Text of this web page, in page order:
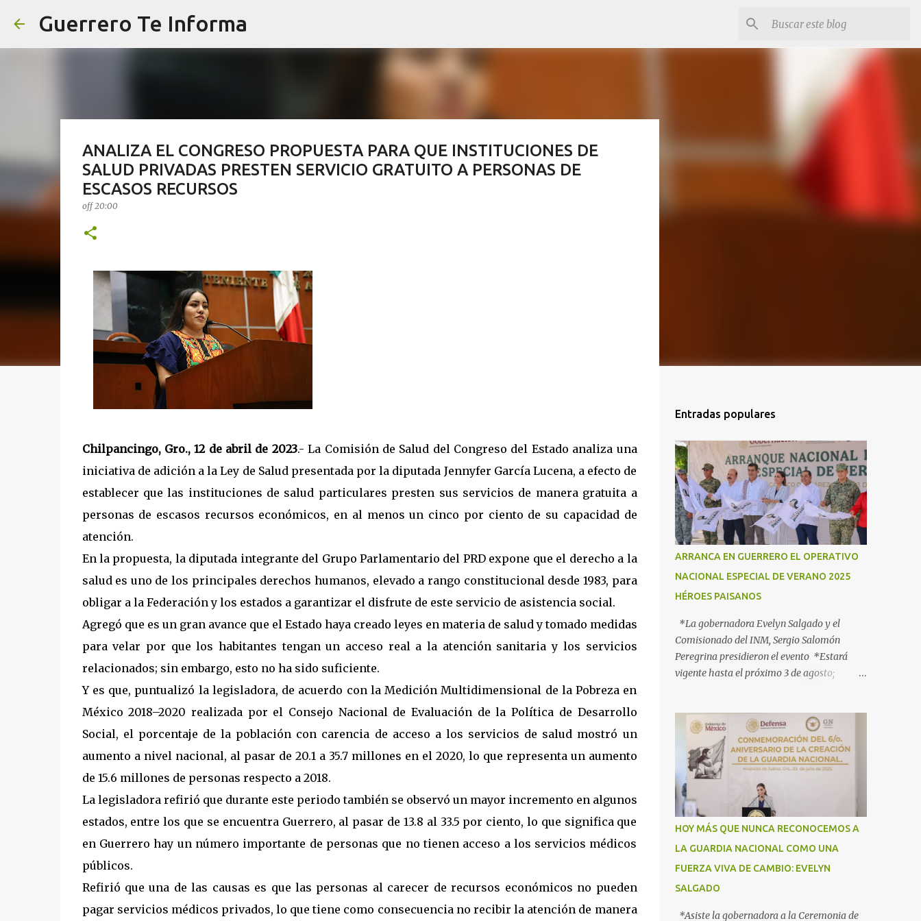
Guerrero Te Informa
ANALIZA EL CONGRESO PROPUESTA PARA QUE INSTITUCIONES DE
SALUD PRIVADAS PRESTEN SERVICIO GRATUITO A PERSONAS DE
ESCASOS RECURSOS
off20:00
Chilpancingo, Gro., 12 de abril de 2023.- La Comisión de Salud del Congreso del Estado analiza una
iniciativa de adición a la Ley de Salud presentada por la diputada Jennyfer García Lucena, a efecto de
establecer que las instituciones de salud particulares presten sus servicios de manera gratuita a
personas de escasos recursos económicos, en al menos un cinco por ciento de su capacidad de
atención.
En la propuesta, la diputada integrante del Grupo Parlamentario del PRD expone que el derecho a la
salud es uno de los principales derechos humanos, elevado a rango constitucional desde 1983, para
obligar a la Federación y los estados a garantizar el disfrute de este servicio de asistencia social.
Agregó que es un gran avance que el Estado haya creado leyes en materia de salud y tomado medidas
para velar por que los habitantes tengan un acceso real a la atención sanitaria y los servicios
relacionados; sin embargo, esto no ha sido suficiente.
Y es que, puntualizó la legisladora, de acuerdo con la Medición Multidimensional de la Pobreza en
México 2018–2020 realizada por el Consejo Nacional de Evaluación de la Política de Desarrollo
Social, el porcentaje de la población con carencia de acceso a los servicios de salud mostró un
aumento a nivel nacional, al pasar de 20.1 a 35.7 millones en el 2020, lo que representa un aumento
de 15.6 millones de personas respecto a 2018.
La legisladora refirió que durante este periodo también se observó un mayor incremento en algunos
estados, entre los que se encuentra Guerrero, al pasar de 13.8 al 33.5 por ciento, lo que significa que
en Guerrero hay un número importante de personas que no tienen acceso a los servicios médicos
públicos.
Refirió que una de las causas es que las personas al carecer de recursos económicos no pueden
pagar servicios médicos privados, lo que tiene como consecuencia no recibir la atención de manera
Entradas populares
ARRANCA EN GUERRERO EL OPERATIVO
NACIONAL ESPECIAL DE VERANO 2025
HÉROES PAISANOS
*La gobernadora Evelyn Salgado y el
Comisionado del INM, Sergio Salomón
Peregrina presidieron el evento *Estará
vigente hasta el próximo 3 de agosto;
a los connacionales que retornan al país
*“Guerrero está listo para recibirlos con el
corazón y con los brazos abiertos”, señala la
gobernadora Acapulco, Gro., 3 de julio de
2025.- Con el objetivo de informar, orientar
y proteger durante su ingreso, estancia y
tránsito por el territorio nacional a los
migrantes que retornan a México durante
esta temporada de verano, la gobernadora
Evelyn Salgado Pineda y el comisionado del
Instituto Nacional de Migración (INM),
HOY MÁS QUE NUNCA RECONOCEMOS A
LA GUARDIA NACIONAL COMO UNA
FUERZA VIVA DE CAMBIO: EVELYN
SALGADO
*Asiste la gobernadora a la Ceremonia de